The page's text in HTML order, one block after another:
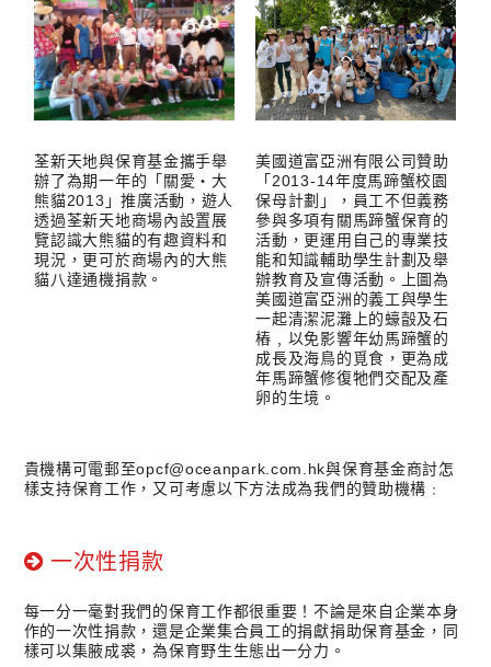
荃新天地與保育基金攜手舉
辦了為期一年的「關愛‧大
熊貓2013」推廣活動，遊人
透過荃新天地商場內設置展
覽認識大熊貓的有趣資料和
現況，更可於商場內的大熊
貓八達通機捐款。
美國道富亞洲有限公司贊助
「2013-14年度馬蹄蟹校園
保母計劃」，員工不但義務
參與多項有關馬蹄蟹保育的
活動，更運用自己的專業技
能和知識輔助學生計劃及舉
辦教育及宣傳活動。上圖為
美國道富亞洲的義工與學生
一起清潔泥灘上的蠔瞉及石
樁﹐以免影響年幼馬蹄蟹的
成長及海鳥的覓食，更為成
年馬蹄蟹修復牠們交配及產
卵的生境。
貴機構可電郵至opcf@oceanpark.com.hk與保育基金商討怎
樣支持保育工作，又可考慮以下方法成為我們的贊助機構﹕
一次性捐款
每一分一毫對我們的保育工作都很重要！不論是來自企業本身
作的一次性捐款，還是企業集合員工的捐獻捐助保育基金，同
樣可以集腋成裘，為保育野生生態出一分力。